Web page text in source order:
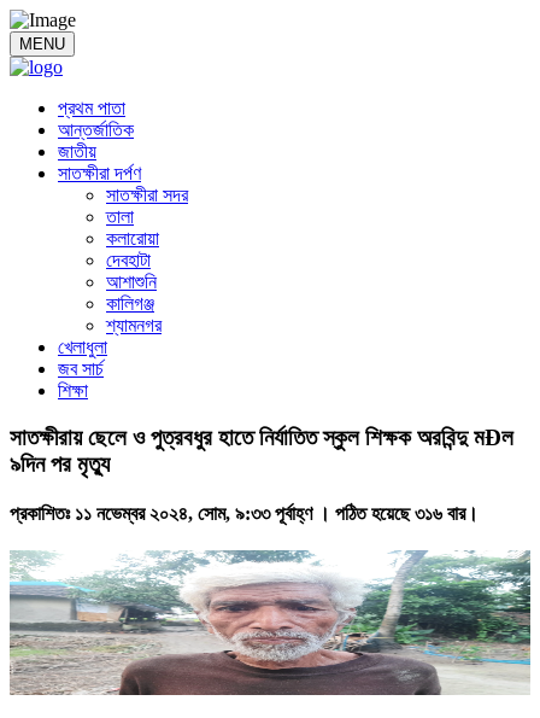
MENU
প্রথম পাতা
আন্তর্জাতিক
জাতীয়
সাতক্ষীরা দর্পণ
সাতক্ষীরা সদর
তালা
কলারোয়া
দেবহাটা
আশাশুনি
কালিগঞ্জ
শ্যামনগর
খেলাধুলা
জব সার্চ
শিক্ষা
সাতক্ষীরায় ছেলে ও পুত্রবধুর হাতে নির্যাতিত স্কুল শিক্ষক অরবিন্দু মÐল
৯দিন পর মৃত্যু
প্রকাশিতঃ ১১ নভেম্বর ২০২৪, সোম, ৯:৩৩ পূর্বাহ্ণ । পঠিত হয়েছে ৩১৬ বার।